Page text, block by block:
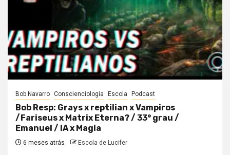
Bob Navarro Conscienciologia Escola Podcast
Bob Resp: Grays x reptilian x Vampiros
/Fariseus x Matrix Eterna? / 33° grau /
Emanuel / IA x Magia
6 meses atrás Escola de Lucifer